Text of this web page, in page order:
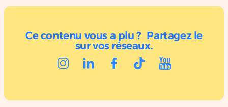
Ce contenu vous a plu ? Partagez le
sur vos réseaux.